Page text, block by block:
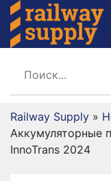
Railway Supply »
Аккумуляторные
InnoTrans 2024